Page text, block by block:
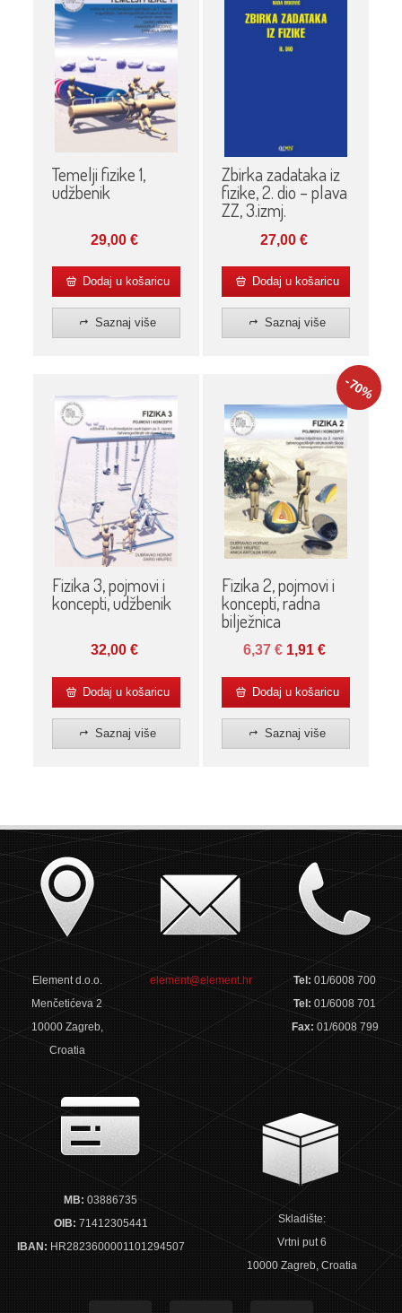
Temelji fizike 1,
udžbenik
29,00€
Dodaj u košaricu
Saznaj više
Zbirka zadataka iz
fizike, 2. dio – plava
ZZ, 3.izmj.
27,00€
Dodaj u košaricu
Saznaj više
Fizika 3, pojmovi i
koncepti, udžbenik
32,00€
Dodaj u košaricu
Saznaj više
-70%
Fizika 2, pojmovi i
koncepti, radna
bilježnica
6,37€ 1,91 €
Dodaj u košaricu
Saznaj više
Element d.o.o.
Menčetićeva 2
10000 Zagreb,
Croatia
element@element.hr Tel:01/6008 700
Tel:01/6008 701
Fax: 01/6008 799
MB: 03886735
OIB: 71412305441
IBAN: HR2823600001101294507
Skladište:
Vrtni put 6
10000 Zagreb, Croatia